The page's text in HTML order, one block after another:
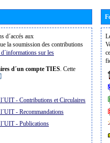
d´accés aux
la soumission des contributions
d´informations sur les
d´un compte TIES. Cette
- Contributions et Circulaires
- Recommandations
l´UIT - Publications